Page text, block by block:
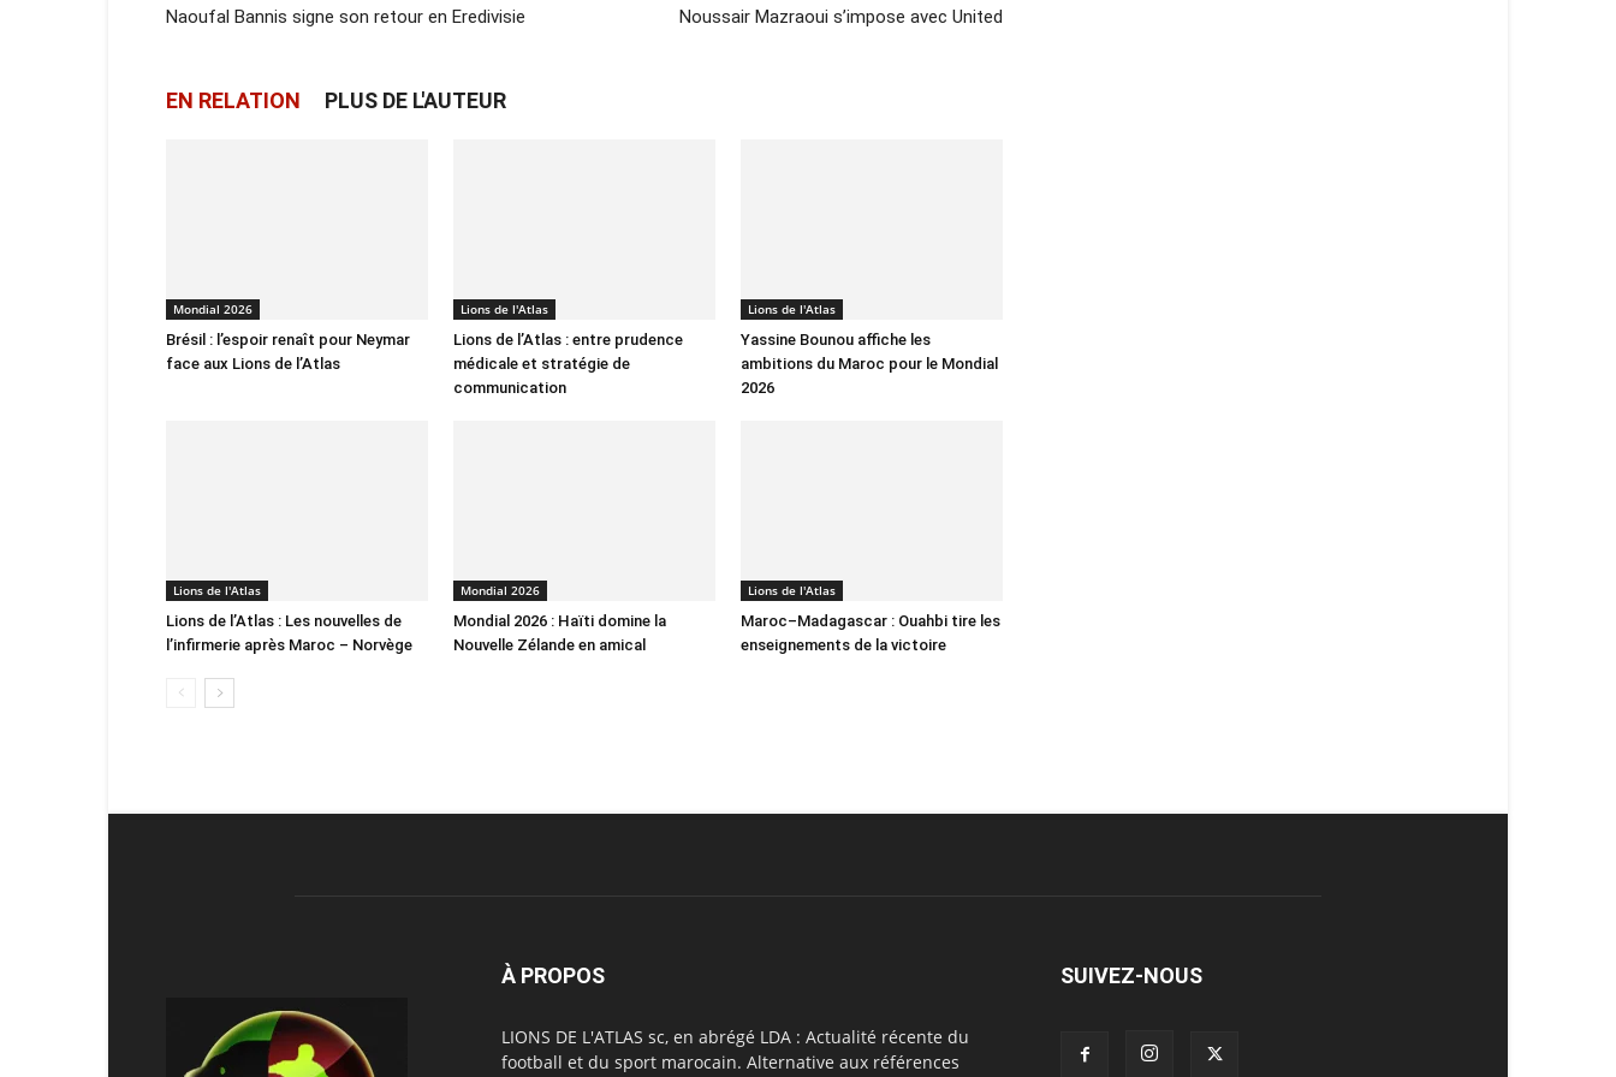
Naoufal Bannis signe son retour en Eredivisie Noussair Mazraoui s’impose avec United
EN RELATION PLUS DE L'AUTEUR
Mondial 2026
Brésil : l’espoir renaît pour Neymar
face aux Lions de l’Atlas
Lions de l'Atlas
Lions de l’Atlas : entre prudence
médicale et stratégie de
communication
Lions de l'Atlas
Yassine Bounou affiche les
ambitions du Maroc pour le Mondial
2026
Lions de l'Atlas
Lions de l’Atlas : Les nouvelles de
l’infirmerie après Maroc – Norvège
Mondial 2026
Mondial 2026 : Haïti domine la
Nouvelle Zélande en amical
Lions de l'Atlas
Maroc–Madagascar : Ouahbi tire les
enseignements de la victoire
À PROPOS
LIONS DE L'ATLAS sc, en abrégé LDA : Actualité récente du
football et du sport marocain. Alternative aux références
SUIVEZ-NOUS